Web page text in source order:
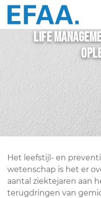
Life
Het leefstijl- en
wetenschap is het er
aantal ziektejaren aan
terugdringen van